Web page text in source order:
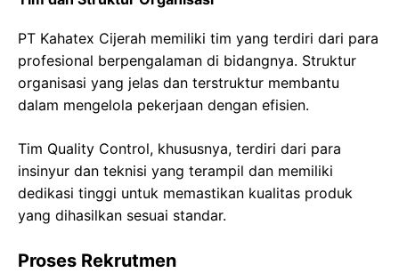
PT Kahatex Cijerah memiliki tim yang terdiri dari para
profesional berpengalaman di bidangnya. Struktur
organisasi yang jelas dan terstruktur membantu
dalam mengelola pekerjaan dengan efisien.
Tim Quality Control, khususnya, terdiri dari para
insinyur dan teknisi yang terampil dan memiliki
dedikasi tinggi untuk memastikan kualitas produk
yang dihasilkan sesuai standar.
Proses Rekrutmen